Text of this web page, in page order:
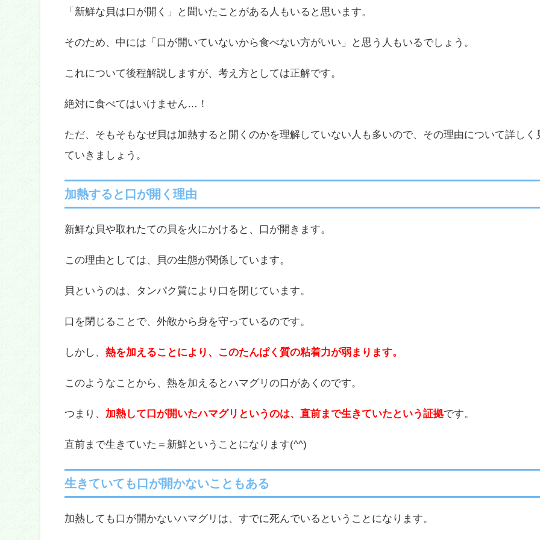
「新鮮な貝は口が開く」と聞いたことがある人もいると思います。
そのため、中には「口が開いていないから食べない方がいい」と思う人もいるでしょう。
これについて後程解説しますが、考え方としては正解です。
絶対に食べてはいけません…！
ただ、そもそもなぜ貝は加熱すると開くのかを理解していない人も多いので、その理由について詳しく
ていきましょう。
加熱すると口が開く理由
新鮮な貝や取れたての貝を火にかけると、口が開きます。
この理由としては、貝の生態が関係しています。
貝というのは、タンパク質により口を閉じています。
口を閉じることで、外敵から身を守っているのです。
しかし、熱を加えることにより、このたんぱく質の粘着力が弱まります。
このようなことから、熱を加えるとハマグリの口があくのです。
つまり、 加熱して口が開いたハマグリというのは、直前まで生きていたという証拠です。
直前まで生きていた＝新鮮ということになります(^^)
生きていても口が開かないこともある
加熱しても口が開かないハマグリは、すでに死んでいるということになります。